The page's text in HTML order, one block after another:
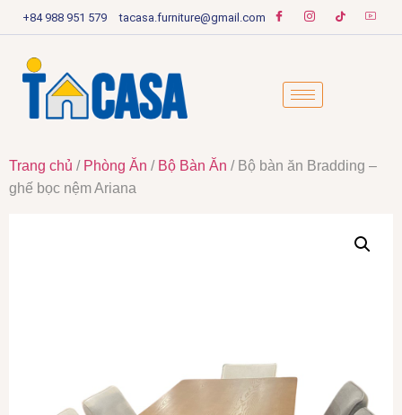
+84 988 951 579 tacasa.furniture@gmail.com
Trang chủ / Phòng Ăn / Bộ Bàn Ăn / Bộ bàn ăn Bradding –
ghế bọc nệm Ariana